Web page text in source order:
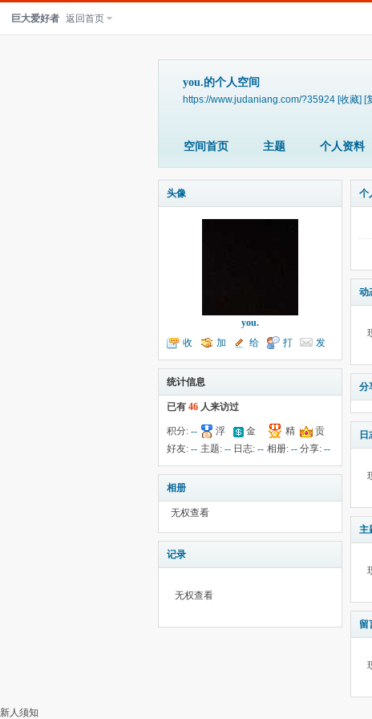
巨大爱好者 返回首页
you.的个人空间
https://www.judaniang.com/?35924 [收藏] [
空间首页 主题 个人资料
头像
you.
收
听TA
加
为好友
给
我留言
打
个招呼
发
送消息
统计信息
已有 46 人来访过
积分: --
浮
云:
金
钱:--
精
华:--
贡
献:--
好友: -- 主题: -- 日志:-- 相册: -- 分享:--
相册
无权查看
记录
无权查看
个
动
分
日
主
留
新人须知